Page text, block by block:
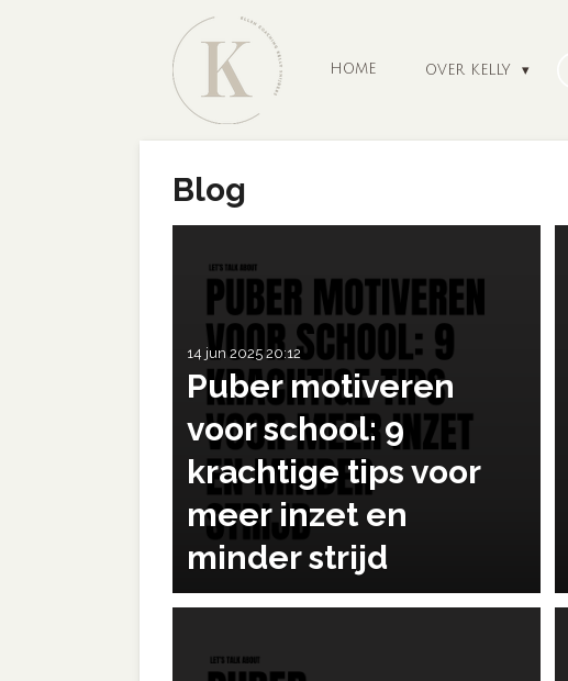
HOME OVER KELLY
Blog
Puber motiveren
voor school: 9
krachtige tips voor
meer inzet en
minder strijd
14 jun 2025 20:12